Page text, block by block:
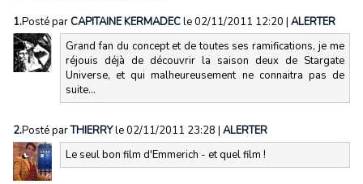
1.Posté parCAPITAINE KERMADECle 02/11/2011 12:20 | ALERTER
Grand fan du concept et de toutes ses ramifications, je me
réjouis déjà de découvrir la saison deux de Stargate
Universe, et qui malheureusement ne connaitra pas de
suite...
2.Posté parTHIERRYle 02/11/2011 23:28 | ALERTER
Le seul bon film d'Emmerich - et quel film !